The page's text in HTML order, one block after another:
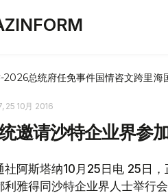
2026总统府任免事件国情咨文跨里海
25 10月 2016
邀请沙特企业界参
社阿斯塔纳10月25日电 25日
利雅得同沙特企业界人士举行会